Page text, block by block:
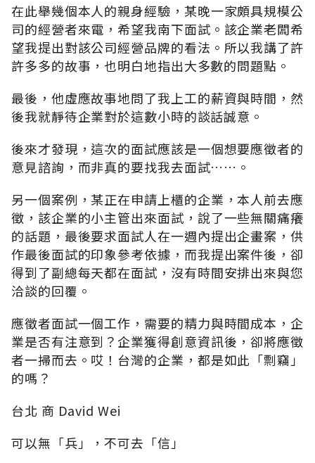
在此舉幾個本人的親身經驗，某晚一家頗具規模公
司的經營者來電，希望我南下面試。該企業老闆希
望我提出對該公司經營品牌的看法。所以我講了許
許多多的故事，也明白地指出大多數的問題點。
最後，他虛應故事地問了我上工的薪資與時間，然
後我就靜待企業對於這數小時的談話誠意。
後來才發現，這次的面試應該是一個想要應徵者的
意見諮詢，而非真的要找我去面試……。
另一個案例，某正在申請上櫃的企業，本人前去應
徵，該企業的小主管出來面試，說了一些無關痛癢
的話題，最後要求面試人在一週內提出企畫案，供
作最後面試的印象參考依據，而我提出案件後，卻
得到了副總每天都在面試，沒有時間安排出來與您
洽談的回覆。
應徵者面試一個工作，需要的精力與時間成本，企
業是否有注意到？企業獲得創意資訊後，卻將應徵
者一掃而去。哎！台灣的企業，都是如此「剽竊」
的嗎？
台北 商 David Wei
可以無「兵」，不可去「信」